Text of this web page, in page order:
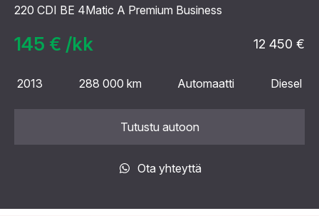
220 CDI BE 4Matic A Premium Business
145 € /kk 12 450 €
2013 288 000 km Automaatti Diesel
Tutustu autoon
Ota yhteyttä